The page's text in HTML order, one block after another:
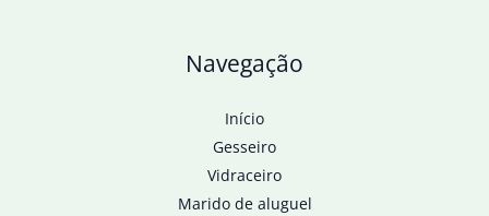
Navegação
Início
Gesseiro
Vidraceiro
Marido de aluguel